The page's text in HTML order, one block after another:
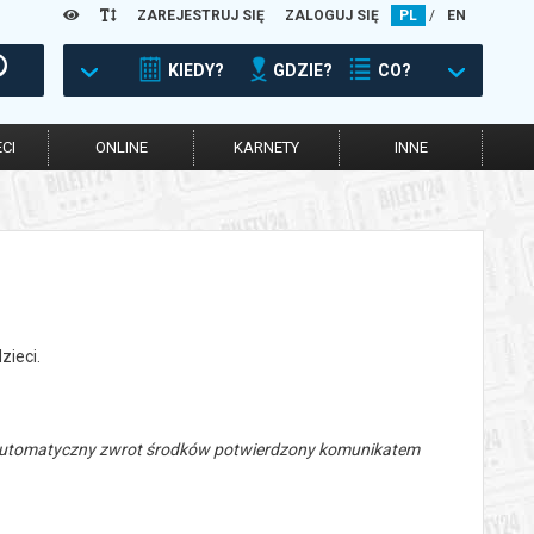
ZAREJESTRUJ SIĘ ZALOGUJ SIĘ PL / EN
KIEDY? GDZIE? CO?
ONLINE KARNETY INNE
zwrot środków potwierdzony komunikatem